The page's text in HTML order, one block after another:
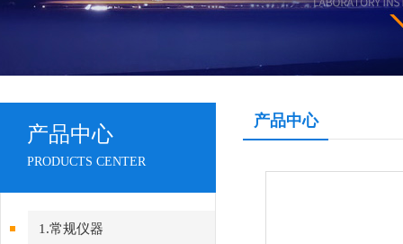
产品中心
PRODUCTS CENTER
1.常规仪器
产品中心